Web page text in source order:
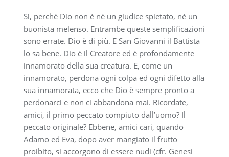
Sì, perché Dio non è né un giudice spietato, né un
buonista melenso. Entrambe queste semplificazioni
sono errate. Dio è di più. E San Giovanni il Battista
lo sa bene. Dio è il Creatore ed è profondamente
innamorato della sua creatura. E, come un
innamorato, perdona ogni colpa ed ogni difetto alla
sua innamorata, ecco che Dio è sempre pronto a
perdonarci e non ci abbandona mai. Ricordate,
amici, il primo peccato compiuto dall’uomo? Il
peccato originale? Ebbene, amici cari, quando
Adamo ed Eva, dopo aver mangiato il frutto
proibito, si accorgono di essere nudi (cfr. Genesi